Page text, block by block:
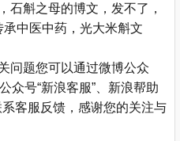
石斛之母的博文，发不了，
中医中药，光大米斛文
问题您可以通过微博公众
众号“新浪客服”、新浪帮助
客服反馈，感谢您的关注与